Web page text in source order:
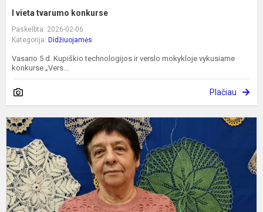
I vieta tvarumo konkurse
Paskelbta: 2026-02-06
Kategorija: Didžiuojamės
Vasario 5 d. Kupiškio technologijos ir verslo mokykloje vykusiame
konkurse „Vers...
Plačiau